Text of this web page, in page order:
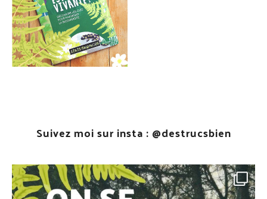
Suivez moi sur insta : @destrucsbien